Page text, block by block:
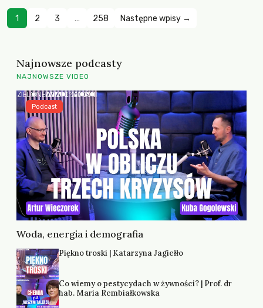
1 2 3 … 258 Następne wpisy →
Najnowsze podcasty
NAJNOWSZE VIDEO
Woda, energia i demografia
Podcast
Piękno troski | Katarzyna Jagiełło
Co wiemy o pestycydach w żywności? | Prof. dr
hab. Maria Rembiałkowska